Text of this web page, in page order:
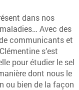
dans nos
Avec des
communicants et
s’est
pour étudier le sel
dont nous le
ou bien de la façon